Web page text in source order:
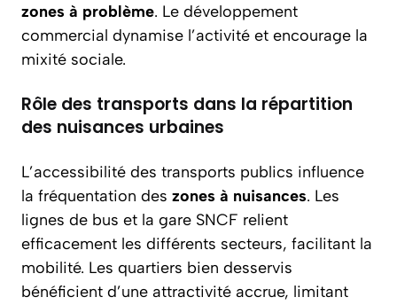
zones à problème. Le développement
commercial dynamise l’activité et encourage la
mixité sociale.
Rôle des transports dans la répartition
des nuisances urbaines
L’accessibilité des transports publics influence
la fréquentation des zones à nuisances. Les
lignes de bus et la gare SNCF relient
efficacement les différents secteurs, facilitant la
mobilité. Les quartiers bien desservis
bénéficient d’une attractivité accrue, limitant